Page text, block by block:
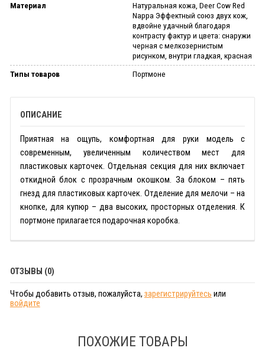
Материал
Натуральная кожа, Deer Cow Red
Nappa Эффектный союз двух кож,
вдвойне удачный благодаря
контрасту фактур и цвета: снаружи
черная с мелкозернистым
рисунком, внутри гладкая, красная
Типы товаров
Портмоне
ОПИСАНИЕ
Приятная на ощупь, комфортная для руки модель с
современным, увеличенным количеством мест для
пластиковых карточек. Отдельная секция для них включает
откидной блок с прозрачным окошком. За блоком – пять
гнезд для пластиковых карточек. Отделение для мелочи – на
кнопке, для купюр – два высоких, просторных отделения. К
портмоне прилагается подарочная коробка.
ОТЗЫВЫ (0)
Чтобы добавить отзыв, пожалуйста, зарегистрируйтесь или
войдите
ПОХОЖИЕ ТОВАРЫ